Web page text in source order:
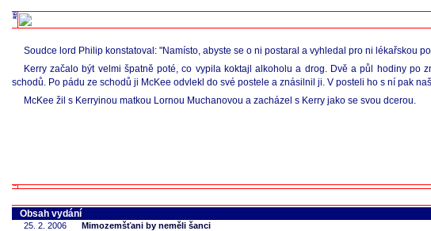
Soudce lord Philip konstatoval: "Namísto, abyste se o ni postaral a vyhledal pro ni lékařskou
Kerry začalo být velmi špatně poté, co vypila koktajl alkoholu a drog. Dvě a půl hodiny
schodů. Po pádu ze schodů ji McKee odvlekl do své postele a znásilnil ji. V posteli ho s ní pak
McKee žil s Kerryinou matkou Lornou Muchanovou a zacházel s Kerry jako se svou dcerou.
Obsah vydání
25. 2. 2006 Mimozemšťani by neměli šanci